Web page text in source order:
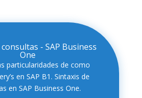
- SAP Business
One
particularidades de como
en SAP B1. Sintaxis de
en SAP Business One.